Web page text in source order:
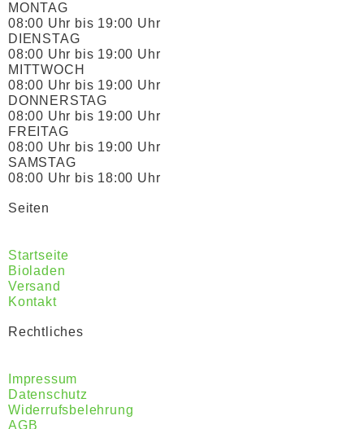
MONTAG
08:00 Uhr bis 19:00 Uhr
DIENSTAG
08:00 Uhr bis 19:00 Uhr
MITTWOCH
08:00 Uhr bis 19:00 Uhr
DONNERSTAG
08:00 Uhr bis 19:00 Uhr
FREITAG
08:00 Uhr bis 19:00 Uhr
SAMSTAG
08:00 Uhr bis 18:00 Uhr
Seiten
Startseite
Bioladen
Versand
Kontakt
Rechtliches
Impressum
Datenschutz
Widerrufsbelehrung
AGB